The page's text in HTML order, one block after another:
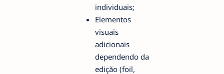
individuais;
Elementos
visuais
adicionais
dependendo da
edição (foil,